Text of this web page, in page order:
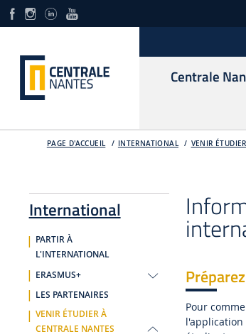
Centrale
PAGE D'ACCUEIL INTERNATIONAL VENIR
International
PARTIR À
L'INTERNATIONAL
ERASMUS+
LES PARTENAIRES
VENIR ÉTUDIER À
CENTRALE NANTES
Pour
l'application